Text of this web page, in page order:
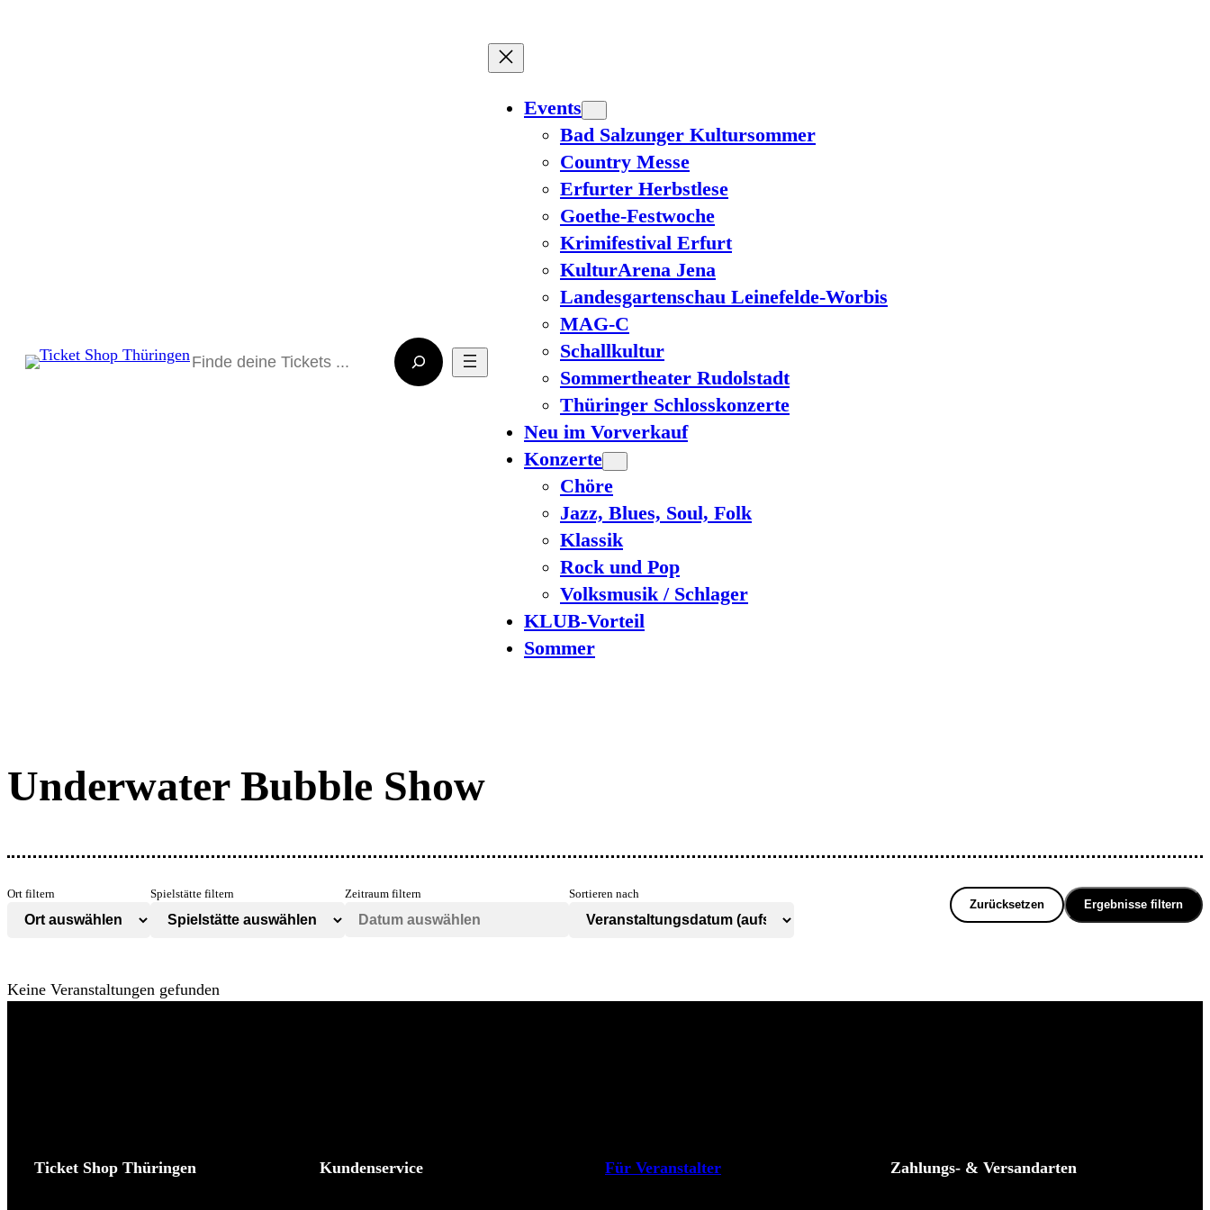
Events
Bad Salzunger Kultursommer
Country Messe
Erfurter Herbstlese
Goethe-Festwoche
Krimifestival Erfurt
KulturArena Jena
Landesgartenschau Leinefelde-Worbis
MAG-C
Schallkultur
Sommertheater Rudolstadt
Thüringer Schlosskonzerte
Neu im Vorverkauf
Konzerte
Chöre
Jazz, Blues, Soul, Folk
Klassik
Rock und Pop
Volksmusik / Schlager
KLUB-Vorteil
Sommer
Underwater Bubble Show
Ort filtern Spielstätte filtern Zeitraum filtern Sortieren nach
Zurücksetzen Ergebnisse filtern
Keine Veranstaltungen gefunden
Ticket Shop Thüringen Kundenservice Für Veranstalter Zahlungs- & Versandarten